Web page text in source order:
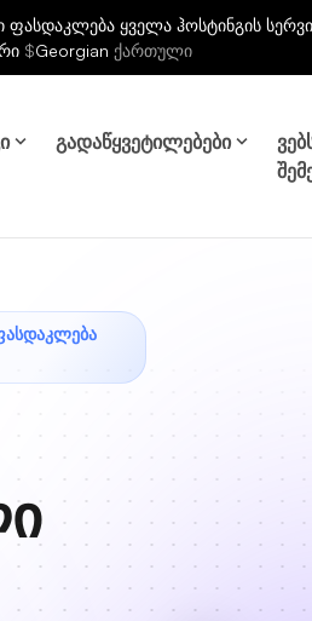
ყველა ჰოსტინგის
$Georgian ქართული
გადაწყვეტილებები